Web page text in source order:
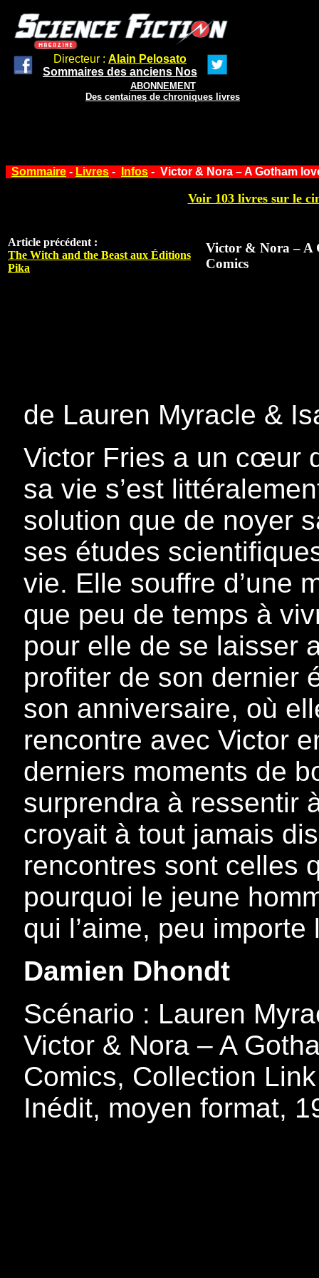
Directeur : Alain Pelosato
Sommaires des anciens Nos
ABONNEMENT
Des centaines de chroniques livres
Sommaire - Livres - Infos - Victor & Nora – A Gotham
Voir 103 livres sur le
Article précédent :
The Witch and the Beast aux Éditions
Pika
Victor & Nora – A
Comics
de Lauren Myracle &
Victor Fries a un cœur
sa vie s’est
solution que de noyer
ses études
vie. Elle souffre d’une
que peu de temps à
pour elle de se laisser
profiter de son dernier
son anniversaire, où
rencontre avec Victor
derniers moments de
surprendra à ressentir
croyait à tout jamais
rencontres sont celles
pourquoi le jeune
qui l’aime, peu importe
Damien Dhondt
Scénario : Lauren
Victor & Nora – A
Comics, Collection
Inédit, moyen format,